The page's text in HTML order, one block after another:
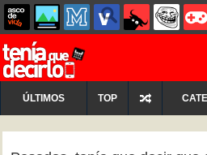
ÚLTIMOS TOP